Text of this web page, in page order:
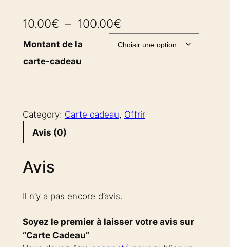
10.00€ – 100.00€P
l
a
d
x
Montant de la
carte-cadeau
Category: Carte cadeau, Offrir
Avis (0)
Avis
Il n’y a pas encore d’avis.
Soyez le premier à laisser votre avis sur
“Carte Cadeau”